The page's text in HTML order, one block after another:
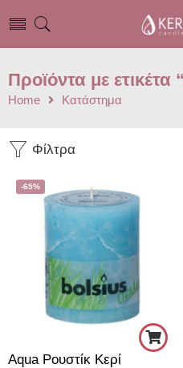
Προϊόντα με ετικέτα
Home Κατάστημα
Φίλτρα
-65%
Aqua Ρουστίκ Κερί